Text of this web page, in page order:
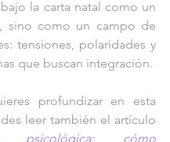
sino como un campo de
tensiones, polaridades y
que buscan integración.
psicológica: cómo